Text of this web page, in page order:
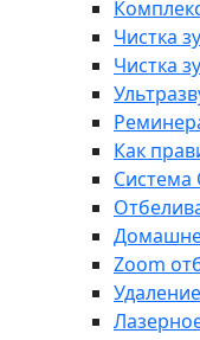
Чистка
Чистка
Как
Система
Zoom